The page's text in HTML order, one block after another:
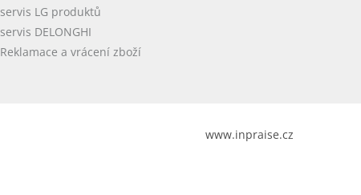
servis LG produktů
servis DELONGHI
Reklamace a vrácení zboží
www.inpraise.cz